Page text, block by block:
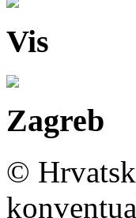
Vis
Zagreb
©